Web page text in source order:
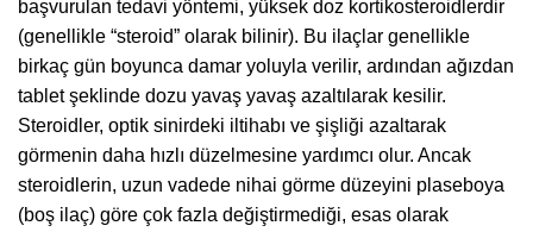
başvurulan tedavi yöntemi, yüksek doz kortikosteroidlerdir
(genellikle “steroid” olarak bilinir). Bu ilaçlar genellikle
birkaç gün boyunca damar yoluyla verilir, ardından ağızdan
tablet şeklinde dozu yavaş yavaş azaltılarak kesilir.
Steroidler, optik sinirdeki iltihabı ve şişliği azaltarak
görmenin daha hızlı düzelmesine yardımcı olur. Ancak
steroidlerin, uzun vadede nihai görme düzeyini plaseboya
(boş ilaç) göre çok fazla değiştirmediği, esas olarak